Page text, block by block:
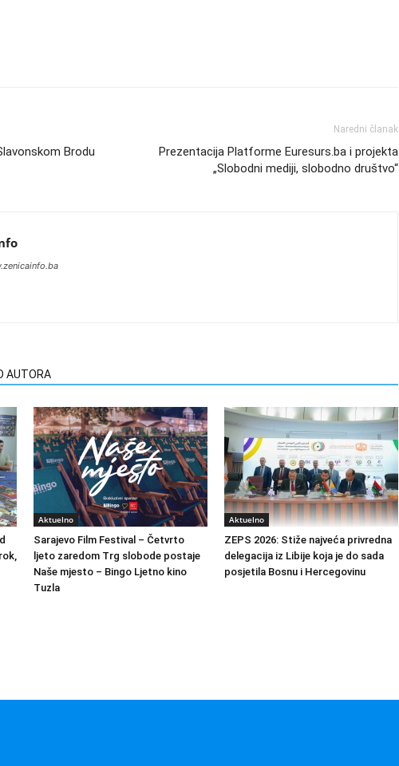
Brodu
Naredni članak
Prezentacija Platforme Euresurs.ba i projekta
„Slobodni mediji, slobodno društvo“
AUTORA
Aktuelno
Sarajevo Film Festival – Četvrto
ljeto zaredom Trg slobode postaje
Naše mjesto – Bingo Ljetno kino
Tuzla
Aktuelno
ZEPS 2026: Stiže najveća privredna
delegacija iz Libije koja je do sada
posjetila Bosnu i Hercegovinu